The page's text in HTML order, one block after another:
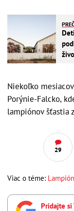
Niekoľko
Porýnie-Falcko,
lampiónov šťastia
29
Viac o téme:
Pridajte si